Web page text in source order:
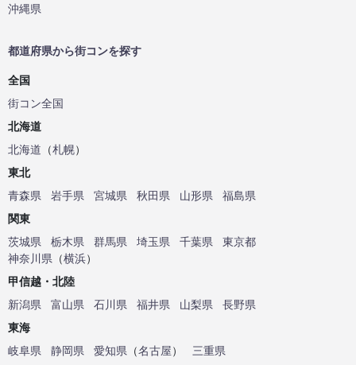
沖縄県
都道府県から街コンを探す
全国
街コン全国
北海道
北海道 （札幌）
東北
青森県
岩手県 宮城県 秋田県 山形県
福島県
関東
茨城県
栃木県 群馬県 埼玉県 千葉県
東京都
神奈川県 （横浜）
甲信越・北陸
新潟県
富山県 石川県 福井県 山梨県
長野県
東海
岐阜県
静岡県 愛知県 （名古屋）
三重県